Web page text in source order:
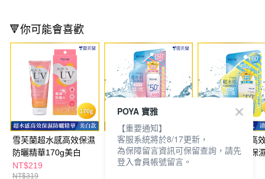
🔻你可能會喜歡
雪芙蘭超水感高效保濕
防曬精華170g美白
NT$219
NT$319
雪芙蘭超水感高效防曬
噴霧50g-清爽保濕
NT$159
雪芙蘭超水感高
凝乳45g-清透保
POYA 寶雅
【重要通知】
客服系統將於8/17更新，
為保障留言資訊可保留查詢，請先
登入會員帳號留言。